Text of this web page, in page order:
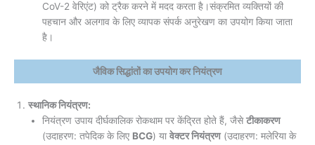
CoV-2 वेरिएंट) को ट्रैक करने में मदद करता है।संक्रमित व्यक्तियों की
पहचान और अलगाव के लिए व्यापक संपर्क अनुरेखण का उपयोग किया जाता
है।
जैविक सिद्धांतों का उपयोग कर नियंत्रण
स्थानिक नियंत्रण:
नियंत्रण उपाय दीर्घकालिक रोकथाम पर केंद्रित होते हैं, जैसेटीकाकरण
(उदाहरण: तपेदिक के लिए BCG) या वेक्टर नियंत्रण(उदाहरण: मलेरिया के